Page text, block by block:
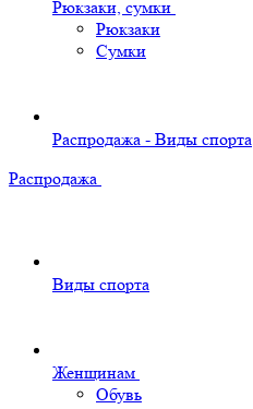
Рюкзаки, сумки
Рюкзаки
Сумки
Распродажа - Виды спорта
Распродажа
Виды спорта
Женщинам
Обувь